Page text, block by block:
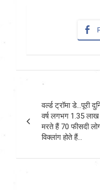
navigation
वर्ल्ड ट्रॉमा डे…पूरी
वर्ष लगभग 1.35
मरते हैं 70 फीसदी
विक्लांग होते हैं…